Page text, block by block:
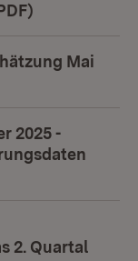
Mai
2025 -
2. Quartal